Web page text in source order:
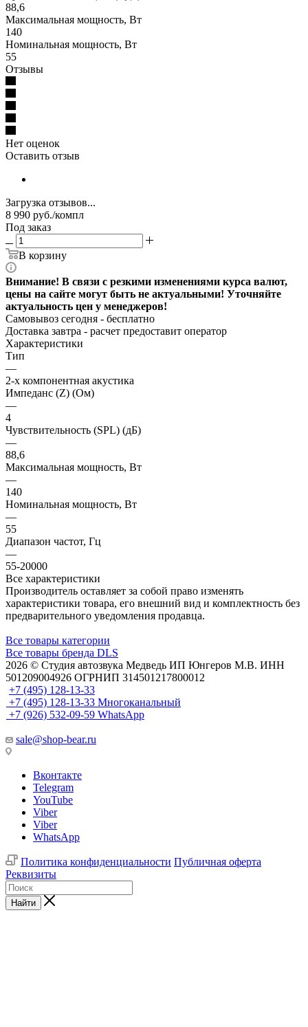
88,6
Максимальная мощность, Вт
140
Номинальная мощность, Вт
55
Отзывы
Нет оценок
Оставить отзыв
Загрузка отзывов...
8 990 руб./компл
Под заказ
В корзину
Внимание! В связи с резкими изменениями курса валют,
цены на сайте могут быть не актуальными! Уточняйте
актуальность цен у менеджеров!
Самовывоз сегодня - бесплатно
Доставка завтра - расчет предоставит оператор
Характеристики
Тип
—
2-х компонентная акустика
Импеданс (Z) (Ом)
—
4
Чувствительность (SPL) (дБ)
—
88,6
Максимальная мощность, Вт
—
140
Номинальная мощность, Вт
—
55
Диапазон частот, Гц
—
55-20000
Все характеристики
Производитель оставляет за собой право изменять
характеристики товара, его внешний вид и комплектность без
предварительного уведомления продавца.
Все товары категории
Все товары бренда DLS
2026 © Cтудия автозвука Медведь ИП Юнгеров М.В. ИНН
501209004926 ОГРНИП 314501217800012
+7 (495) 128-13-33
+7 (495) 128-13-33 Многоканальный
+7 (926) 532-09-59 WhatsApp
sale@shop-bear.ru
Вконтакте
Telegram
YouTube
Viber
Viber
WhatsApp
Политика конфиденциальности Публичная оферта
Реквизиты
Найти